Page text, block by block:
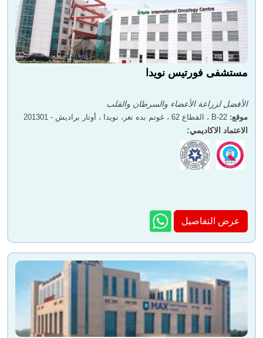
مستشفى فورتيس نويدا
الأفضل لزراعة الأعضاء والسرطان والقلب
موقع: B-22 ، القطاع 62 ، غوتم بده نغر، نويدا ، أوتار براديش - 201301
الاعتماد الاكاديمي:
عرض التفاصيل